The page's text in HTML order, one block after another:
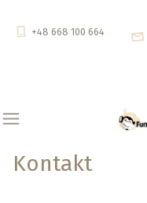
+48 668 100 664
Kontakt